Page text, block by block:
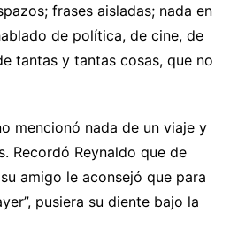
frases aisladas; nada en
de política, de cine, de
tantas y tantas cosas, que no
mencionó nada de un viaje y
Recordó Reynaldo que de
amigo le aconsejó que para
pusiera su diente bajo la